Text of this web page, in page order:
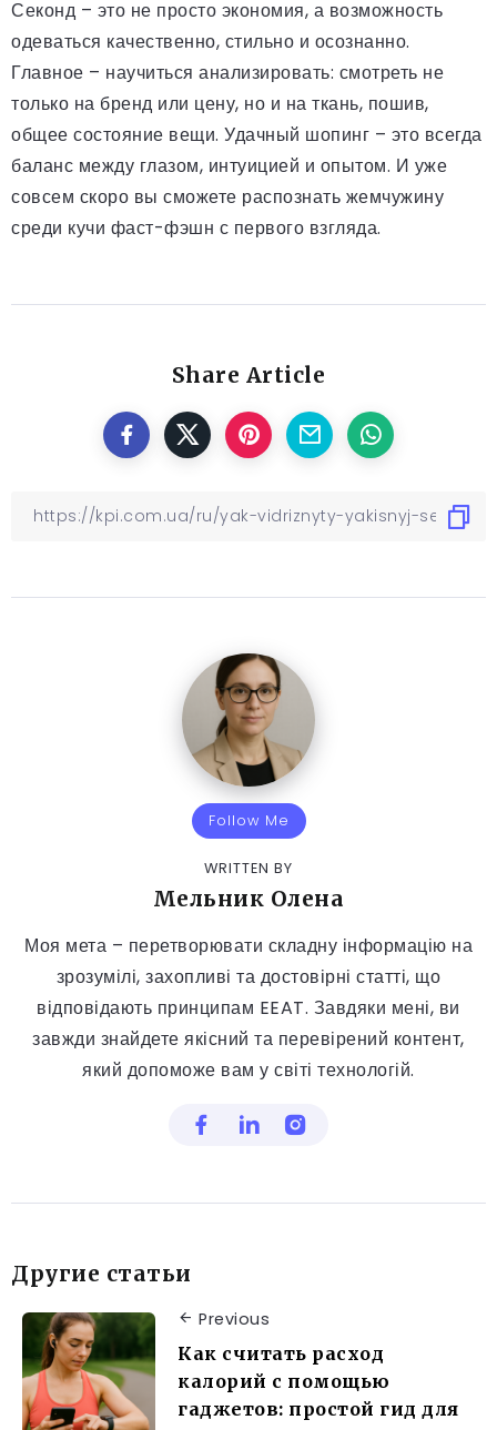
Секонд – это не просто экономия, а возможность
одеваться качественно, стильно и осознанно.
Главное – научиться анализировать: смотреть не
только на бренд или цену, но и на ткань, пошив,
общее состояние вещи. Удачный шопинг – это всегда
баланс между глазом, интуицией и опытом. И уже
совсем скоро вы сможете распознать жемчужину
среди кучи фаст-фэшн с первого взгляда.
Share Article
Follow Me
WRITTEN BY
Мельник Олена
Моя мета – перетворювати складну інформацію на
зрозумілі, захопливі та достовірні статті, що
відповідають принципам EEAT. Завдяки мені, ви
завжди знайдете якісний та перевірений контент,
який допоможе вам у світі технологій.
Другие статьи
Previous
Как считать расход
калорий с помощью
гаджетов: простой гид для